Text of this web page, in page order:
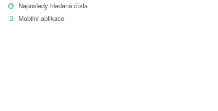
Naposledy hledaná čísla
Mobilní aplikace